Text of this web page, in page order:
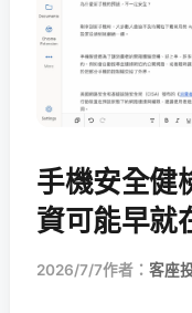
手機安全健
資可能早就
2026/7/7作者： 客座